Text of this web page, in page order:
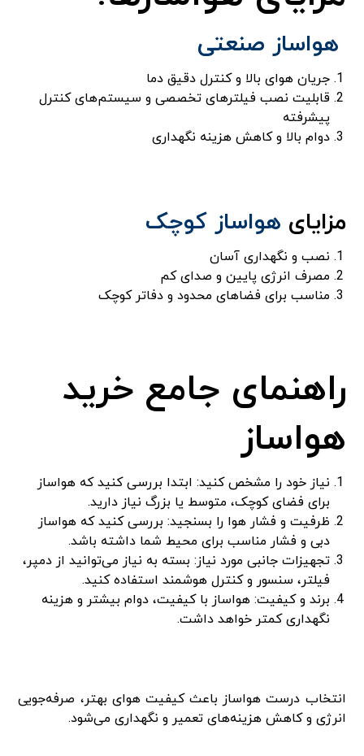
هواساز صنعتی
جریان هوای بالا و کنترل دقیق دما
قابلیت نصب فیلترهای تخصصی و سیستم‌های کنترل
پیشرفته
دوام بالا و کاهش هزینه نگهداری
مزایای هواساز کوچک
نصب و نگهداری آسان
مصرف انرژی پایین و صدای کم
مناسب برای فضاهای محدود و دفاتر کوچک
راهنمای جامع خرید
هواساز
نیاز خود را مشخص کنید: ابتدا بررسی کنید که هواساز
برای فضای کوچک، متوسط یا بزرگ نیاز دارید.
ظرفیت و فشار هوا را بسنجید: بررسی کنید که هواساز
دبی و فشار مناسب برای محیط شما داشته باشد.
تجهیزات جانبی مورد نیاز: بسته به نیاز می‌توانید از دمپر،
فیلتر، سنسور و کنترل هوشمند استفاده کنید.
برند و کیفیت: هواساز با کیفیت، دوام بیشتر و هزینه
نگهداری کمتر خواهد داشت.
انتخاب درست هواساز باعث کیفیت هوای بهتر، صرفه‌جویی
انرژی و کاهش هزینه‌های تعمیر و نگهداری می‌شود.